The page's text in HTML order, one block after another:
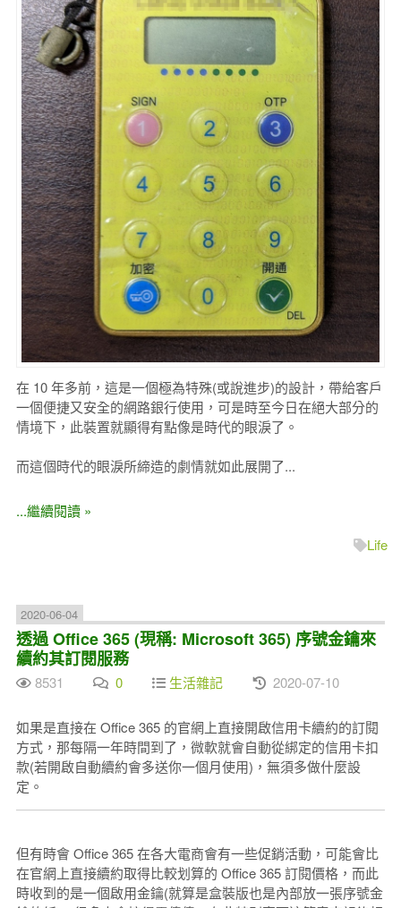
在 10 年多前，這是一個極為特殊(或說進步)的設計，帶給客戶
一個便捷又安全的網路銀行使用，可是時至今日在絕大部分的
情境下，此裝置就顯得有點像是時代的眼淚了。
而這個時代的眼淚所締造的劇情就如此展開了...
...繼續閱讀 »
Life
2020-06-04
透過 Office 365 (現稱: Microsoft 365) 序號金鑰來
續約其訂閱服務
8531 0 生活雜記 2020-07-10
如果是直接在 Office 365 的官網上直接開啟信用卡續約的訂閱
方式，那每隔一年時間到了，微軟就會自動從綁定的信用卡扣
款(若開啟自動續約會多送你一個月使用)，無須多做什麼設
定。
但有時會 Office 365 在各大電商會有一些促銷活動，可能會比
在官網上直接續約取得比較划算的 Office 365 訂閱價格，而此
時收到的是一個啟用金鑰(就算是盒裝版也是內部放一張序號金